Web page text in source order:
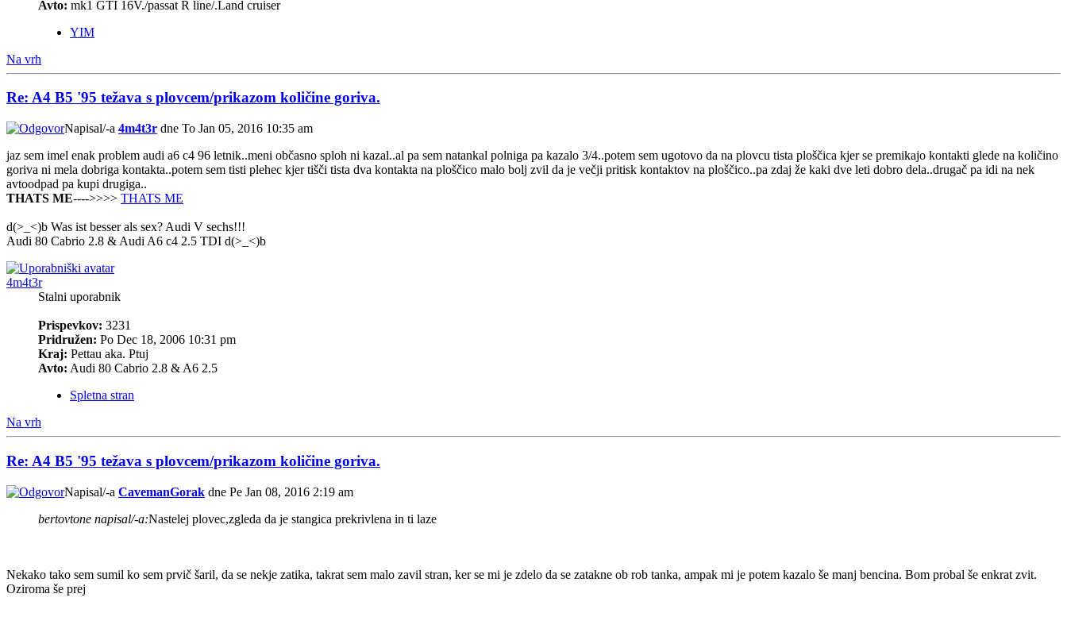
Avto: mk1 GTI 16V./passat R line/.Land cruiser
YIM
Na vrh
Re: A4 B5 '95 težava s plovcem/prikazom količine goriva.
Napisal/-a 4m4t3r dne To Jan 05, 2016 10:35 am
jaz sem imel enak problem audi a6 c4 96 letnik..meni občasno sploh ni kazal..al pa sem natankal polniga pa kazalo 3/4..potem sem ugotovo da na plovcu tista ploščica kjer se premikajo kontakti glede na količino
goriva ni mela dobriga kontakta..potem sem tisti plehec kjer tišči tista dva kontakta na ploščico malo bolj zvil da je večji pritisk kontaktov na ploščico..pa zdaj že kaki dve leti dobro dela..drugač pa idi na nek
avtoodpad pa kupi drugiga..
THATS ME---->>>> THATS ME
d(>_<)b Was ist besser als sex? Audi V sechs!!!
Audi 80 Cabrio 2.8 & Audi A6 c4 2.5 TDI d(>_<)b
4m4t3r
Stalni uporabnik
Prispevkov: 3231
Pridružen: Po Dec 18, 2006 10:31 pm
Kraj: Pettau aka. Ptuj
Avto: Audi 80 Cabrio 2.8 & A6 2.5
Spletna stran
Na vrh
Re: A4 B5 '95 težava s plovcem/prikazom količine goriva.
Napisal/-a CavemanGorak dne Pe Jan 08, 2016 2:19 am
bertovtone napisal/-a:Nastelej plovec,zgleda da je stangica prekrivlena in ti laze
Nekako tako sem sumil ko sem prvič šaril, da se nekje zatika, takrat sem malo zavil stran, ker se mi je zdelo da se zatakne ob rob tanka, ampak mi je potem kazalo še manj bencina. Bom probal še enkrat zvit.
Oziroma še prej